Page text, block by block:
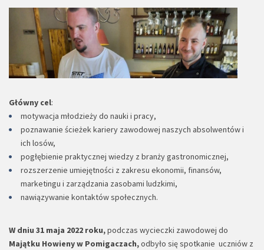
Główny cel:
motywacja młodzieży do nauki i pracy,
poznawanie ścieżek kariery zawodowej naszych absolwentów i
ich losów,
pogłębienie praktycznej wiedzy z branży gastronomicznej,
rozszerzenie umiejętności z zakresu ekonomii, finansów,
marketingu i zarządzania zasobami ludzkimi,
nawiązywanie kontaktów społecznych.
W dniu 31 maja 2022 roku,podczas wycieczki zawodowej do
Majątku Howieny w Pomigaczach,odbyło się spotkanie uczniów z